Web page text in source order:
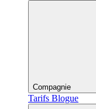
Compagnie
Tarifs Blogue